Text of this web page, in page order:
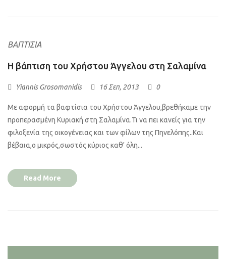
ΒΑΠΤΊΣΙΑ
Η βάπτιση του Χρήστου Άγγελου στη Σαλαμίνα
Yiannis Grosomanidis 16 Σεπ, 2013 0
Με αφορμή τα βαφτίσια του Χρήστου Άγγελου,βρεθήκαμε την
προπερασμένη Κυριακή στη Σαλαμίνα.Τι να πει κανείς για την
φιλοξενία της οικογένειας και των φίλων της Πηνελόπης..Και
βέβαια,ο μικρός,σωστός κύριος καθ' όλη...
Read More